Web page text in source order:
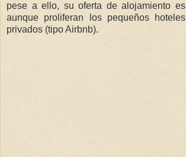
pese a ello, su oferta de alojamiento
aunque proliferan los pequeños
privados (tipo Airbnb).